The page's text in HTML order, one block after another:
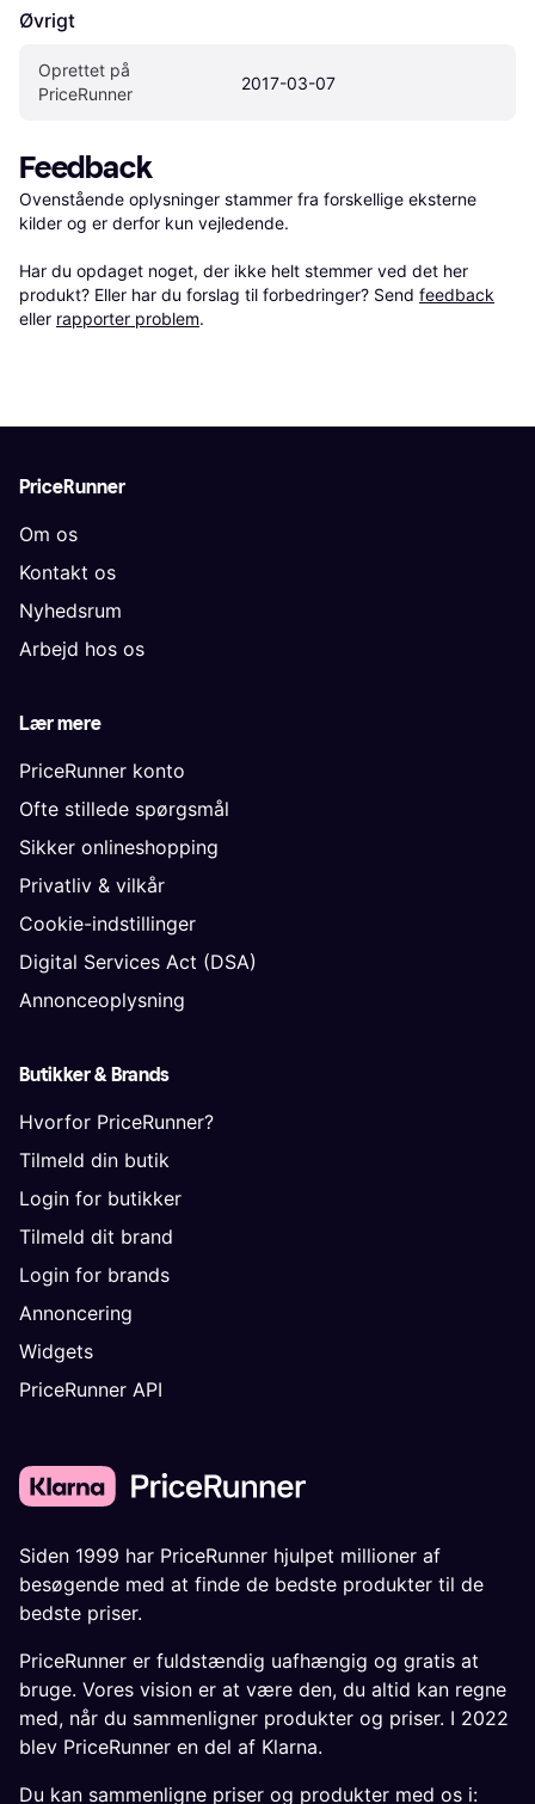
Øvrigt
Oprettet på
PriceRunner
2017-03-07
Feedback
Ovenstående oplysninger stammer fra forskellige eksterne
kilder og er derfor kun vejledende.
Har du opdaget noget, der ikke helt stemmer ved det her
produkt? Eller har du forslag til forbedringer? Send feedback
eller rapporter problem.
PriceRunner
Om os
Kontakt os
Nyhedsrum
Arbejd hos os
Lær mere
PriceRunner konto
Ofte stillede spørgsmål
Sikker onlineshopping
Privatliv & vilkår
Cookie-indstillinger
Digital Services Act (DSA)
Annonceoplysning
Butikker & Brands
Hvorfor PriceRunner?
Tilmeld din butik
Login for butikker
Tilmeld dit brand
Login for brands
Annoncering
Widgets
PriceRunner API
Siden 1999 har PriceRunner hjulpet millioner af
besøgende med at finde de bedste produkter til de
bedste priser.
PriceRunner er fuldstændig uafhængig og gratis at
bruge. Vores vision er at være den, du altid kan regne
med, når du sammenligner produkter og priser. I 2022
blev PriceRunner en del af Klarna.
Du kan sammenligne priser og produkter med os i: